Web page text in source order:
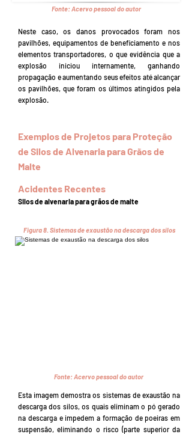
Fonte: Acervo pessoal do autor
Neste caso, os danos provocados foram nos
pavilhões, equipamentos de beneficiamento e nos
elementos transportadores, o que evidência que a
explosão iniciou internamente, ganhando
propagação e aumentando seus efeitos até alcançar
os pavilhões, que foram os últimos atingidos pela
explosão.
Exemplos de Projetos para Proteção
de Silos de Alvenaria para Grãos de
Malte
Acidentes Recentes
Silos de alvenaria para grãos de malte
Figura 8. Sistemas de exaustão na descarga dos silos
Fonte: Acervo pessoal do autor
Esta imagem demostra os sistemas de exaustão na
descarga dos silos, os quais eliminam o pó gerado
na descarga e impedem a formação de poeiras em
suspensão, eliminando o risco (parte superior da